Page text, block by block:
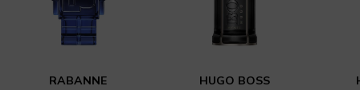
RABANNE
HUGO BOSS